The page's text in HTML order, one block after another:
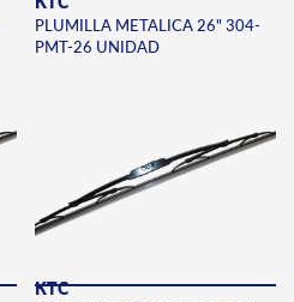
PLUMILLA METALICA 26" 304-
PMT-26 UNIDAD
KTC